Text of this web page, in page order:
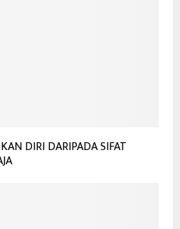
DIRI DARIPADA SIFAT